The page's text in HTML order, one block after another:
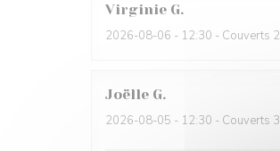
Virginie G
2026-08-06 - 12:30 - Couverts 2
Joëlle G
2026-08-05 - 12:30 - Couverts 3